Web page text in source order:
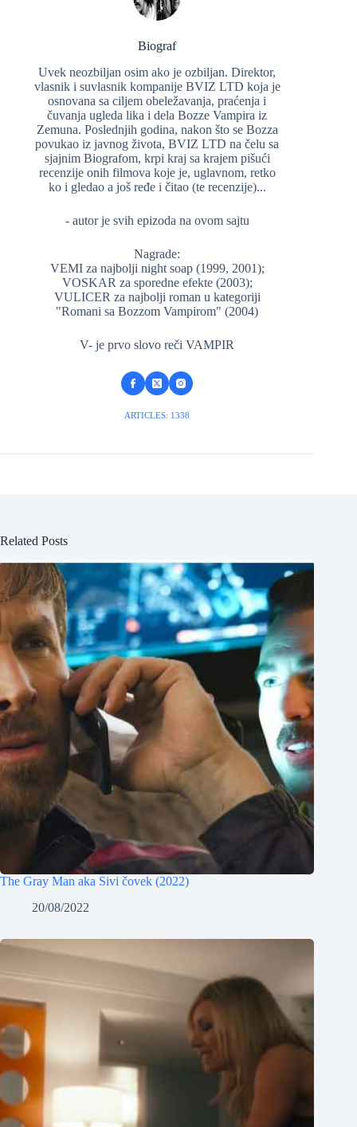
Biograf
Uvek neozbiljan osim ako je ozbiljan. Direktor,
vlasnik i suvlasnik kompanije BVIZ LTD koja je
osnovana sa ciljem obeležavanja, praćenja i
čuvanja ugleda lika i dela Bozze Vampira iz
Zemuna. Poslednjih godina, nakon što se Bozza
povukao iz javnog života, BVIZ LTD na čelu sa
sjajnim Biografom, krpi kraj sa krajem pišući
recenzije onih filmova koje je, uglavnom, retko
ko i gledao a još ređe i čitao (te recenzije)...
- autor je svih epizoda na ovom sajtu
Nagrade:
VEMI za najbolji night soap (1999, 2001);
VOSKAR za sporedne efekte (2003);
VULICER za najbolji roman u kategoriji
"Romani sa Bozzom Vampirom" (2004)
V- je prvo slovo reči VAMPIR
ARTICLES: 1338
Related Posts
The Gray Man aka Sivi čovek (2022)
20/08/2022